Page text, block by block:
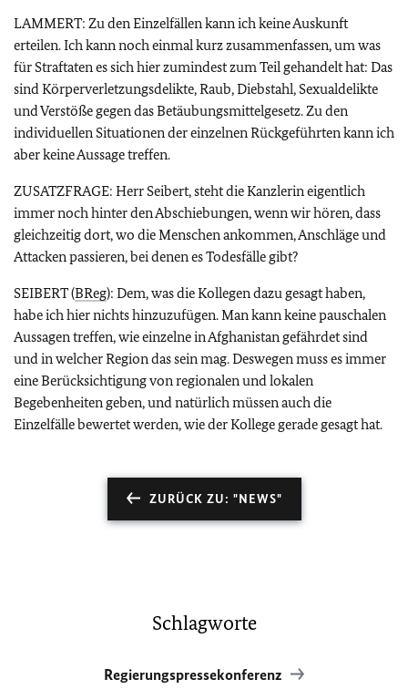
LAMMERT: Zu den Einzelfällen kann ich keine Auskunft
erteilen. Ich kann noch einmal kurz zusammenfassen, um was
für Straftaten es sich hier zumindest zum Teil gehandelt hat: Das
sind Körperverletzungsdelikte, Raub, Diebstahl, Sexualdelikte
und Verstöße gegen das Betäubungsmittelgesetz. Zu den
individuellen Situationen der einzelnen Rückgeführten kann ich
aber keine Aussage treffen.
ZUSATZFRAGE: Herr Seibert, steht die Kanzlerin eigentlich
immer noch hinter den Abschiebungen, wenn wir hören, dass
gleichzeitig dort, wo die Menschen ankommen, Anschläge und
Attacken passieren, bei denen es Todesfälle gibt?
SEIBERT (BReg): Dem, was die Kollegen dazu gesagt haben,
habe ich hier nichts hinzuzufügen. Man kann keine pauschalen
Aussagen treffen, wie einzelne in Afghanistan gefährdet sind
und in welcher Region das sein mag. Deswegen muss es immer
eine Berücksichtigung von regionalen und lokalen
Begebenheiten geben, und natürlich müssen auch die
Einzelfälle bewertet werden, wie der Kollege gerade gesagt hat.
ZURÜCK ZU: "NEWS"
Schlagworte
Regierungspressekonferenz